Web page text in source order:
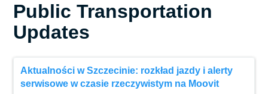
Public Transportation
Updates
Aktualności w Szczecinie: rozkład jazdy i alerty
serwisowe w czasie rzeczywistym na Moovit